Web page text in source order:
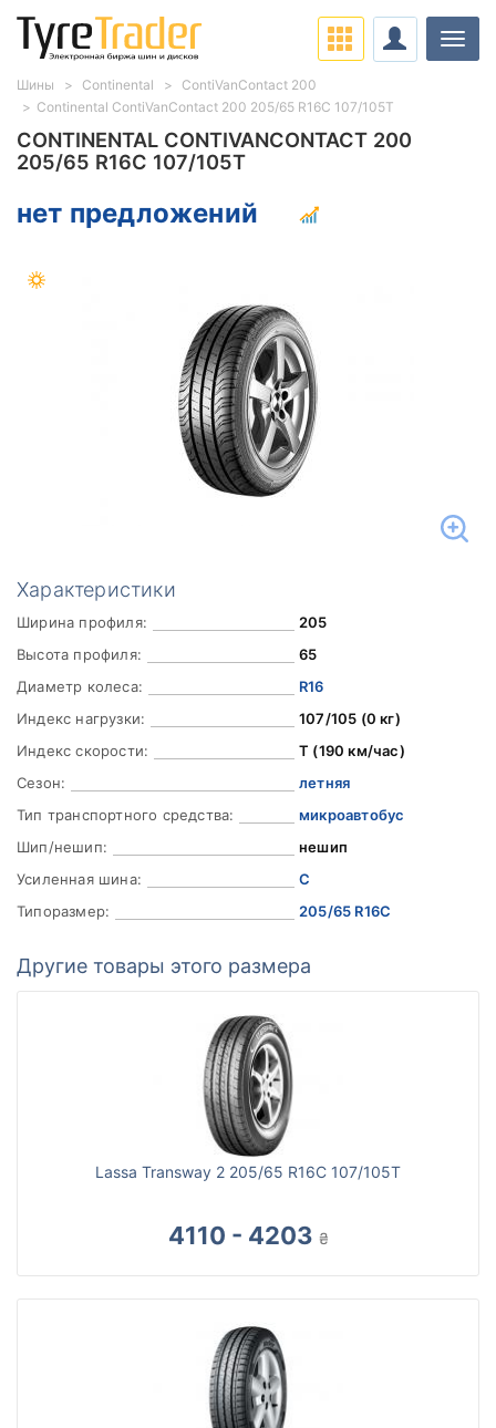
CONTINENTAL CONTIVANCONTACT 200
205/65 R16C 107/105T
нет предложений
Характеристики
Ширина профиля:
205
Высота профиля:
65
Диаметр колеса:
R16
Индекс нагрузки:
107/105 (0 кг)
Индекс скорости:
T (190 км/час)
Сезон:
летняя
Тип транспортного средства:
микроавтобус
Шип/нешип:
нешип
Усиленная шина:
C
Типоразмер:
205/65 R16C
Другие товары этого размера
Lassa Transway 2 205/65 R16C 107/105T
4110 - 4203 ₴
Шины Continental
ContiVanContact 200
Continental ContiVanContact 200 205/65 R16C 107/105T